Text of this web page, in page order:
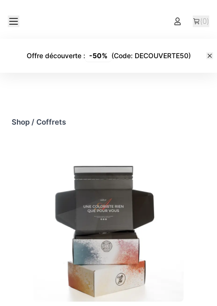
(0)
Offre découverte: -50% (Code: DECOUVERTE50)
Shop / Coffrets